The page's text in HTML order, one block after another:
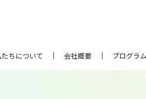
ちについて 会社概要 プログラ